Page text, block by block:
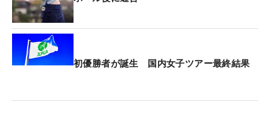
彩佳がトータル5オーバー・40位タイだった。
竹田麗央と岩井明愛はトータル6オーバー・45位タ
イ、西郷真央はトータル9オーバー・59位、小祝さ
初優勝者が誕生 国内女子ツアー最終結果